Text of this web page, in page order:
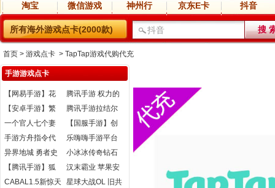
淘宝
微信游戏 神州行 京东E卡
抖音
直播
交友 语音 网盘 小说
所有海外游戏点卡(2000款)
首页 > 游戏点卡 > TapTap游戏代购代充
手游游戏点卡
【网易手游】花
与剑代充
腾讯手游 权力的
游戏 凛冬将至
【安卓手游】繁
体版帝王三国黄
腾讯手游拉结尔
代充
一个官人七个妻
元宝充值
【国服手游】创
造与魔法充值
手游方舟指令代
充
乐嗨嗨手游平台
异界地城 勇者史
诗 虹钻充值
小冰冰传奇钻石
充值 安卓苹果
【腾讯手游】狐
妖小红娘灵玉充
汉末霸业 苹果安
卓充值
CABAL1.5新惊天
星球大战OL 旧共